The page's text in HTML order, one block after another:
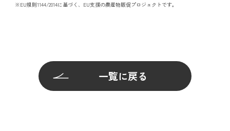
※EU規則1144/2014に基づく、EU支援の農産物販促プロジェクトです。
一覧に戻る